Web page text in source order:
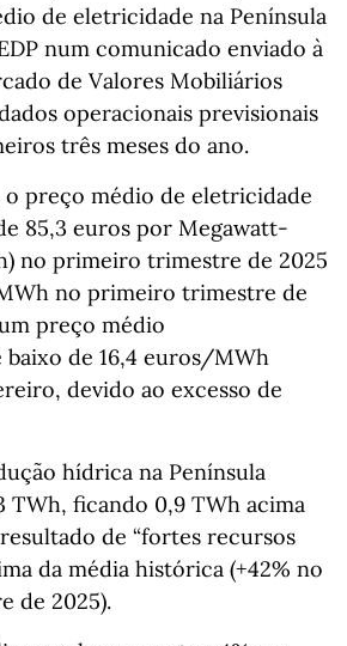
de eletricidade na Península
num comunicado enviado à
de Valores Mobiliários
operacionais previsionais
três meses do ano.
o preço médio de eletricidade
85,3 euros por Megawatt-
no primeiro trimestre de 2025
no primeiro trimestre de
preço médio
de 16,4 euros/MWh
devido ao excesso de
hídrica na Península
TWh, ficando 0,9 TWh acima
de “fortes recursos
da média histórica (+42% no
de 2025).